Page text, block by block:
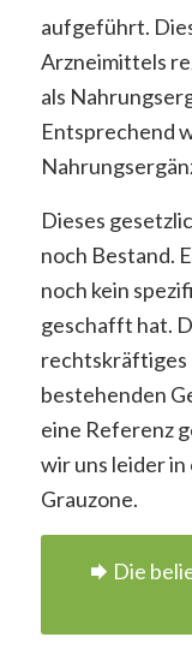
aufgeführt.
Arzneimittels
als
Entsprechend
Dieses
noch Bestand.
noch kein
geschafft hat.
rechtskräftiges
bestehenden
eine Referenz
wir uns leider
Grauzone.
Die